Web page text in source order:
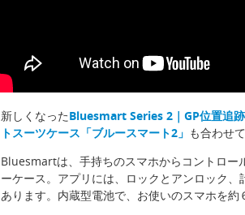
新しくなったBluesmart Series 2｜GP位置追
トスーツケース「ブルースマート2」 も合わせ
Bluesmartは、手持ちのスマホからコントロー
ーケース。アプリには、ロックとアンロック
あります。内蔵型電池で、お使いのスマホを約